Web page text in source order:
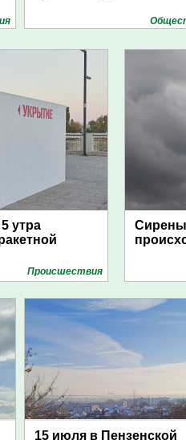
утра
Проиcшествия
Сирены
15 июля в Пензенской